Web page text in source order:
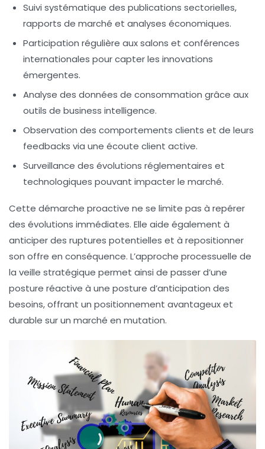
Suivi systématique des publications sectorielles,
rapports de marché et analyses économiques.
Participation régulière aux salons et conférences
internationales pour capter les innovations
émergentes.
Analyse des données de consommation grâce aux
outils de business intelligence.
Observation des comportements clients et de leurs
feedbacks via une écoute client active.
Surveillance des évolutions réglementaires et
technologiques pouvant impacter le marché.
Cette démarche proactive ne se limite pas à repérer
des évolutions immédiates. Elle aide également à
anticiper des ruptures potentielles et à repositionner
son offre en conséquence. L’approche processuelle de
la veille stratégique permet ainsi de passer d’une
posture réactive à une posture d’anticipation des
besoins, offrant un positionnement avantageux et
durable sur un marché en mutation.